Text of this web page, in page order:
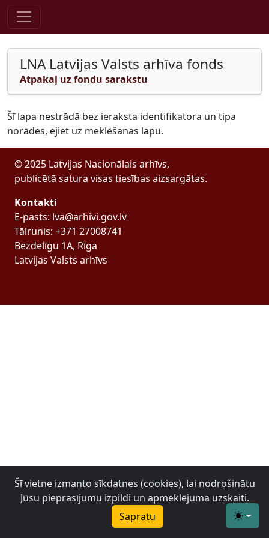
Pāriet uz saturu
LNA Latvijas Valsts arhīva fonds
Atpakaļ uz fondu sarakstu
Šī lapa nestrādā bez ieraksta identifikatora un tipa
norādes, ejiet uz meklēšanas lapu.
© 2025 Latvijas Nacionālais arhīvs,
publicētā satura visas tiesības aizsargātas.
Kontakti
E-pasts: lva@arhivi.gov.lv
Tālrunis: +371 27008741
Bezdelīgu 1A, Rīga
Latvijas Valsts arhīvs
Šī vietne izmanto sīkdatnes (cookies), lai nodrošinātu
Jūsu pieprasījumu izpildi un apmeklējuma uzskaiti.
Sapratu